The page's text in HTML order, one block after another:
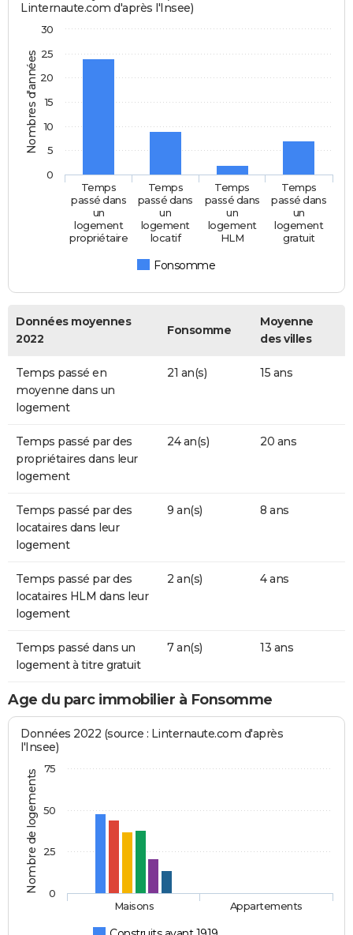
Nombres d'années
Linternaute.com d'après l'Insee)
Fonsomme
Temps
passé dans
un
logement
propriétaire
Temps
passé dans
un
logement
locatif
Temps
passé dans
un
logement
HLM
Temps
passé dans
un
logement
gratuit
0
5
10
15
20
25
30
Données moyennes
2022
Fonsomme
Moyenne
des villes
Temps passé en
moyenne dans un
logement
21 an(s) 15 ans
Temps passé par des
propriétaires dans leur
logement
24 an(s) 20 ans
Temps passé par des
locataires dans leur
logement
9 an(s) 8 ans
Temps passé par des
locataires HLM dans leur
logement
2 an(s) 4 ans
Temps passé dans un
logement à titre gratuit
7 an(s) 13 ans
Age du parc immobilier à Fonsomme
Nombre de logements
Données 2022 (source : Linternaute.com d'après
l'Insee)
Maisons Appartements
0
25
50
75